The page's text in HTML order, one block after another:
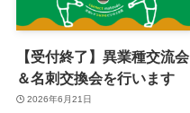
【受付終了】異業種交流会
＆名刺交換会を行います
2026年6月21日